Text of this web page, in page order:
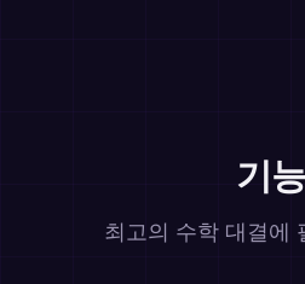
기능
최고의 수학 대결에